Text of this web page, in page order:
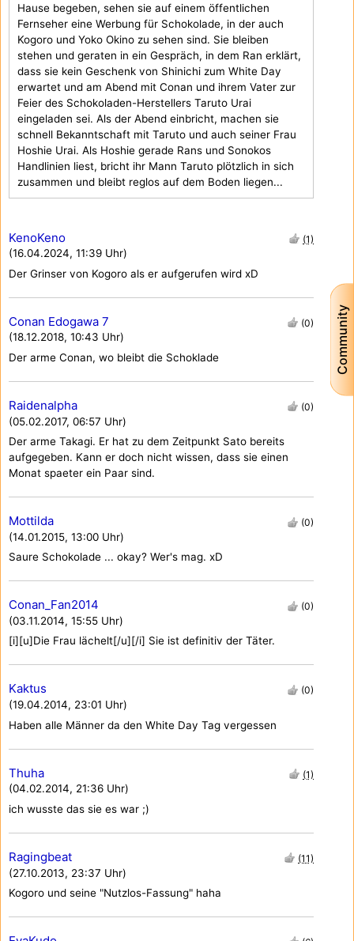
Community
KenoKeno
(16.04.2024, 11:39 Uhr)
(1)
Der Grinser von Kogoro als er aufgerufen wird xD
Conan Edogawa 7
(18.12.2018, 10:43 Uhr)
(0)
Der arme Conan, wo bleibt die Schoklade
Raidenalpha
(05.02.2017, 06:57 Uhr)
(0)
Der arme Takagi. Er hat zu dem Zeitpunkt Sato bereits
aufgegeben. Kann er doch nicht wissen, dass sie einen
Monat spaeter ein Paar sind.
Mottilda
(14.01.2015, 13:00 Uhr)
(0)
Saure Schokolade ... okay? Wer's mag. xD
Conan_Fan2014
(03.11.2014, 15:55 Uhr)
(0)
[i][u]Die Frau lächelt[/u][/i] Sie ist definitiv der Täter.
Kaktus
(19.04.2014, 23:01 Uhr)
(0)
Haben alle Männer da den White Day Tag vergessen
Thuha
(04.02.2014, 21:36 Uhr)
(1)
ich wusste das sie es war ;)
Ragingbeat
(27.10.2013, 23:37 Uhr)
(11)
Kogoro und seine "Nutzlos-Fassung" haha
Hause begeben, sehen sie auf einem öffentlichen
Fernseher eine Werbung für Schokolade, in der auch
Kogoro und Yoko Okino zu sehen sind. Sie bleiben
stehen und geraten in ein Gespräch, in dem Ran erklärt,
dass sie kein Geschenk von Shinichi zum White Day
erwartet und am Abend mit Conan und ihrem Vater zur
Feier des Schokoladen-Herstellers Taruto Urai
eingeladen sei. Als der Abend einbricht, machen sie
schnell Bekanntschaft mit Taruto und auch seiner Frau
Hoshie Urai. Als Hoshie gerade Rans und Sonokos
Handlinien liest, bricht ihr Mann Taruto plötzlich in sich
zusammen und bleibt reglos auf dem Boden liegen...